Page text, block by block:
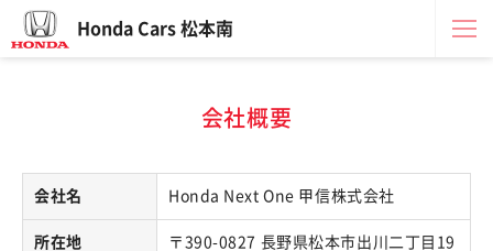
Honda Cars 松本南
会社概要
会社名 Honda Next One 甲信株式会社
所在地
〒390-0827 長野県松本市出川二丁目19